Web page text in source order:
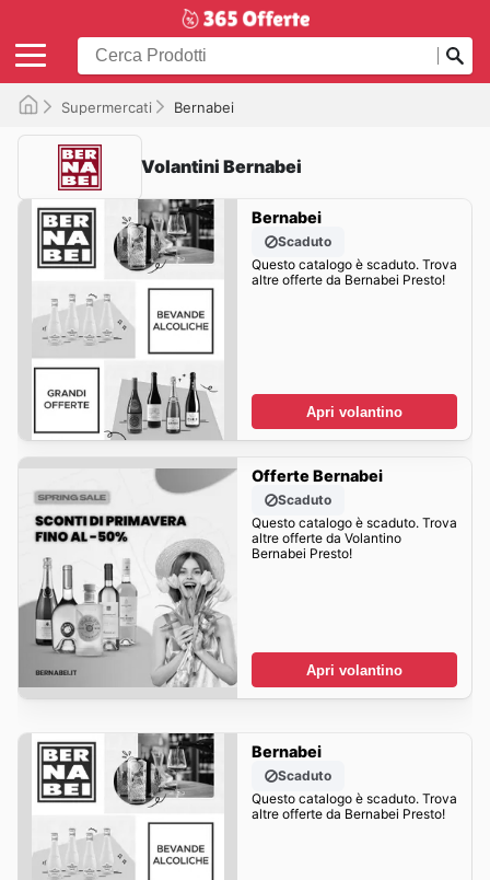
Supermercati Bernabei
Volantini Bernabei
Bernabei
Scaduto
Questo catalogo è scaduto. Trova
altre offerte da Bernabei Presto!
Apri volantino
Offerte Bernabei
Scaduto
Questo catalogo è scaduto. Trova
altre offerte da Volantino
Bernabei Presto!
Apri volantino
Bernabei
Scaduto
Questo catalogo è scaduto. Trova
altre offerte da Bernabei Presto!